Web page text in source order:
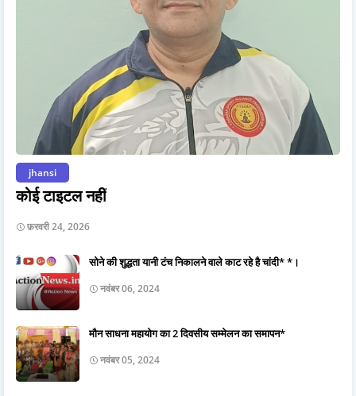
jhansi
कोई टाइटल नहीं
फ़रवरी 24, 2026
सोने की शुद्धता यानी टंच निकालने वाले काट रहे है चांदी* *।
नवंबर 06, 2024
मौन साधना महायोग का 2 दिवसीय सम्मेलन का समापन*
नवंबर 05, 2024